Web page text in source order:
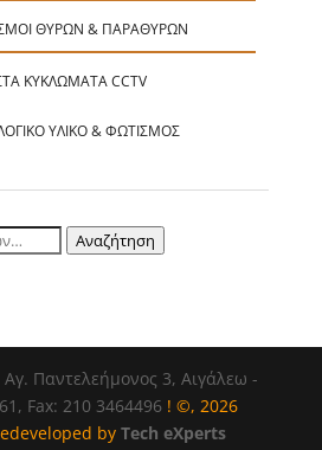
ΘΥΡΏΝ & ΠΑΡΑΘΎΡΩΝ
ΚΥΚΛΏΜΑΤΑ CCTV
ΥΛΙΚΌ & ΦΩΤΙΣΜΌΣ
Αναζήτηση
Παντελεήμονος 3, Αιγάλεω -
Fax: 210 3464496 ! ©, 2026
by Tech eXperts